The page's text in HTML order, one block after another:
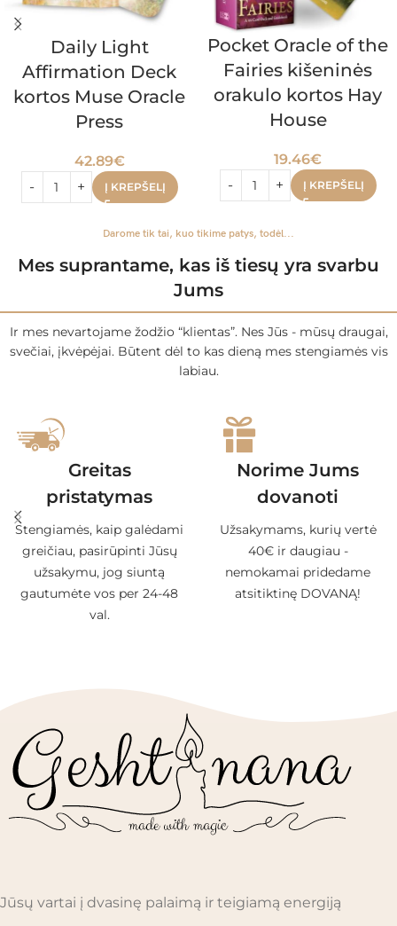
Daily Light
Affirmation Deck
kortos Muse Oracle
Press
42.89€
Į KREPŠELĮ
Pocket Oracle of the
Fairies kišeninės
orakulo kortos Hay
House
19.46€
Į KREPŠELĮ
Darome tik tai, kuo tikime patys, todėl...
Mes suprantame, kas iš tiesų yra svarbu
Jums
Ir mes nevartojame žodžio “klientas”. Nes Jūs - mūsų draugai,
svečiai, įkvėpėjai. Būtent dėl to kas dieną mes stengiamės vis
labiau.
Greitas
pristatymas
Stengiamės, kaip galėdami
greičiau, pasirūpinti Jūsų
užsakymu, jog siuntą
gautumėte vos per 24-48
val.
Norime Jums
dovanoti
Užsakymams, kurių vertė
40€ ir daugiau -
nemokamai pridedame
atsitiktinę DOVANĄ!
Jūsų vartai į dvasinę palaimą ir teigiamą energiją